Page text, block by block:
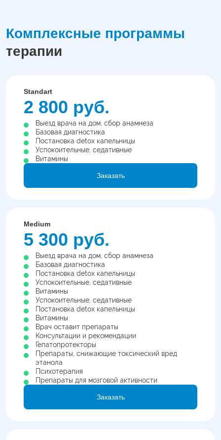
Комплексные программы
терапии
Standart
2 800 руб.
Выезд врача на дом, сбор анамнеза
Базовая диагностика
Постановка detox капельницы
Успокоительные, седативные
Витамины
Заказать
Medium
5 300 руб.
Выезд врача на дом, сбор анамнеза
Базовая диагностика
Постановка detox капельницы
Успокоительные, седативные
Витамины
Успокоительные, седативные
Постановка detox капельницы
Витамины
Врач оставит препараты
Консультации и рекомендации
Гепатопротекторы
Препараты, снижающие токсический вред
этанола
Психотерапия
Препараты для мозговой активности
Заказать